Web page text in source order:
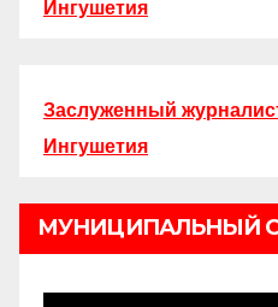
Ингушетия
Заслуженный
Ингушетия
МУНИЦИПАЛЬНЫЙ